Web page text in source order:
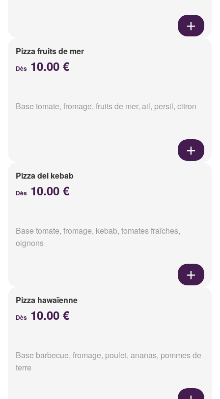
Pizza fruits de mer
Dès 10.00 €
Base tomate, fromage, fruits de mer, ail, persil, citron
Pizza del kebab
Dès 10.00 €
Base tomate, fromage, kebab, tomates fraîches,
oignons
Pizza hawaïenne
Dès 10.00 €
Base barbecue, fromage, poulet, ananas, pommes de
terre